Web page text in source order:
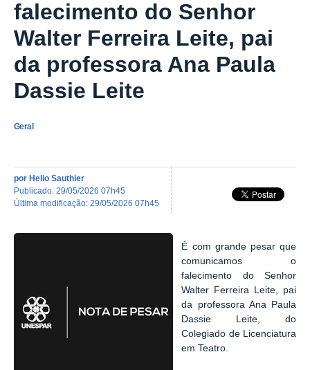
falecimento do Senhor
Walter Ferreira Leite, pai
da professora Ana Paula
Dassie Leite
Geral
por Helio Sauthier
publicado: 29/05/2026 07h45
última modificação: 29/05/2026 07h45
É com grande pesar que
comunicamos o
falecimento do Senhor
Walter Ferreira Leite, pai
da professora Ana Paula
Dassie Leite, do
Colegiado de Licenciatura
em Teatro.